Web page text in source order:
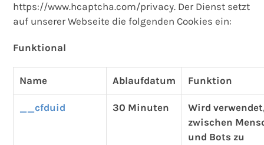
https://www.hcaptcha.com/privacy. Der Dienst setzt
auf unserer Webseite die folgenden Cookies ein:
Funktional
Name Ablaufdatum Funktion
__cfduid 30 Minuten
Wird
zwischen
und Bots zu